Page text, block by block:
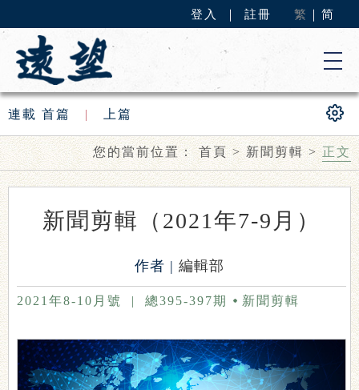
登入 註冊 繁 简
連載 首篇 | 上篇
您的當前位置：首頁>新聞剪輯>正文
新聞剪輯（2021年7-9月）
作者 | 編輯部
2021年8-10月號 | 總395-397期 新聞剪輯